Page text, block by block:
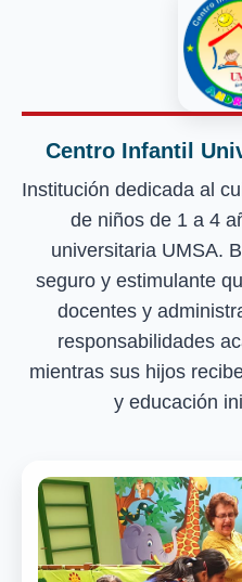
Centro Infantil
Institución dedicada al
de niños de 1 a 4
universitaria UMSA.
seguro y estimulante
docentes y
responsabilidades
mientras sus hijos
y educación